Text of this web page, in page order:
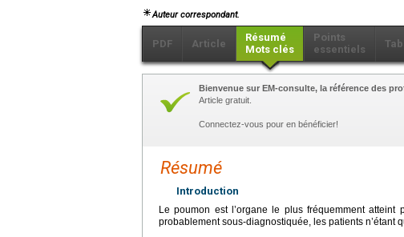
Auteur correspondant.
PDF Article
Résumé
Mots clés
Points
essentiels
Bienvenue sur EM-consulte, la référence des
Article gratuit.
Connectez-vous pour en bénéficier!
Résumé
Introduction
Le poumon est l’organe le plus fréquemment
probablement sous-diagnostiquée, les patients n’étant